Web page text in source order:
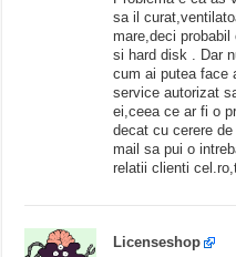
sa il
mare,deci
si hard disk . Dar
cum ai putea face
service autorizat
ei,ceea ce ar fi o
decat cu cerere
mail sa pui o
relatii clienti
Licenseshop